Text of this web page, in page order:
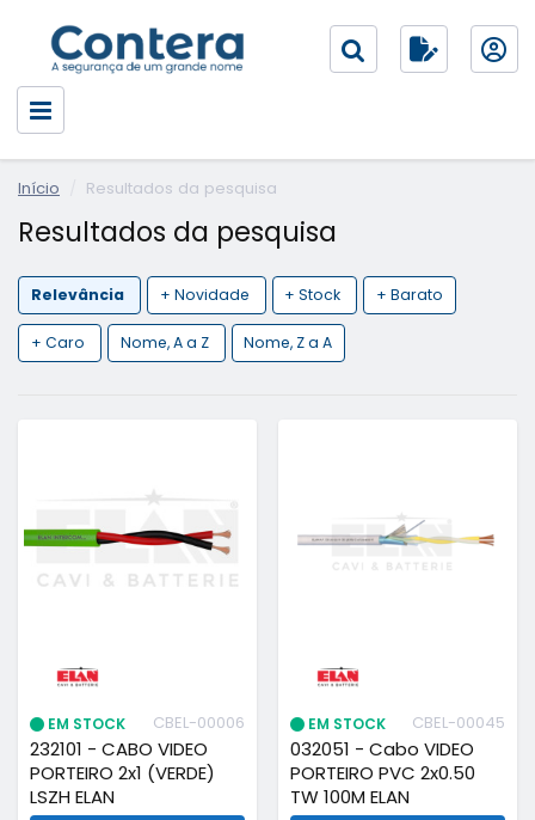
Início Resultados da pesquisa
Resultados da pesquisa
Relevância + Novidade + Stock + Barato
+ Caro Nome, A a Z Nome, Z a A
EM STOCK CBEL-00006
232101 - CABO VIDEO
PORTEIRO 2x1 (VERDE)
LSZH ELAN
EM STOCK CBEL-00045
032051 - Cabo VIDEO
PORTEIRO PVC 2x0.50
TW 100M ELAN